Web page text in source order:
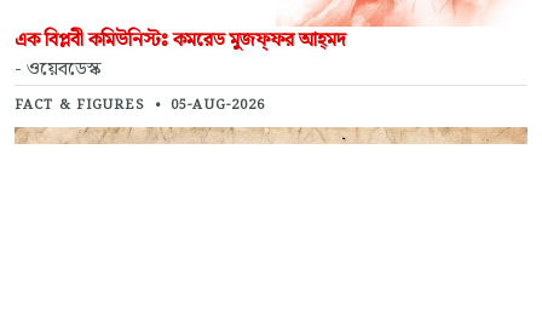
এক বিপ্লবী কমিউনিস্টঃ কমরেড মুজফ্‌ফর আহ্‌মদ
- ওয়েবডেস্ক
FACT & FIGURES • 05-AUG-2026